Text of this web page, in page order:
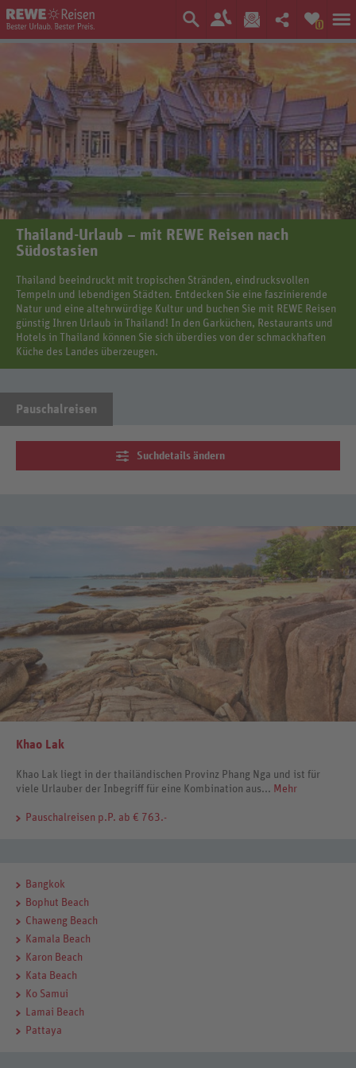
0
Thailand-Urlaub – mit REWE Reisen nach
Südostasien
Thailand beeindruckt mit tropischen Stränden, eindrucksvollen
Tempeln und lebendigen Städten. Entdecken Sie eine faszinierende
Natur und eine altehrwürdige Kultur und buchen Sie mit REWE Reisen
günstig Ihren Urlaub in Thailand! In den Garküchen, Restaurants und
Hotels in Thailand können Sie sich überdies von der schmackhaften
Küche des Landes überzeugen.
Pauschalreisen
Suchdetails ändern
Khao Lak
Khao Lak liegt in der thailändischen Provinz Phang Nga und ist für
viele Urlauber der Inbegriff für eine Kombination aus... Mehr
Pauschalreisen p.P. ab € 763.-
Bangkok
Bophut Beach
Chaweng Beach
Kamala Beach
Karon Beach
Kata Beach
Ko Samui
Lamai Beach
Pattaya